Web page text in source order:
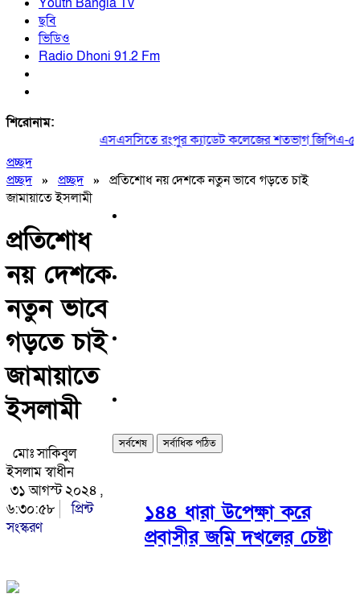
ছবি
ভিডিও
Radio Dhoni 91.2 Fm
শিরোনাম:
এসএসসিতে রংপুর ক্যাডেট কলেজের শতভাগ জিপিএ-৫|
প্রচ্ছদ
প্রচ্ছদ» প্রচ্ছদ» প্রতিশোধ নয় দেশকে নতুন ভাবে গড়তে চাই
জামায়াতে ইসলামী
প্রতিশোধ
নয় দেশকে
নতুন ভাবে
গড়তে চাই
জামায়াতে
ইসলামী
মোঃ সাকিবুল
ইসলাম স্বাধীন
৩১ আগস্ট ২০২৪ ,
৬:৩০:৫৮
প্রিন্ট
সংস্করণ
সর্বশেষ সর্বাধিক পঠিত
১৪৪ ধারা উপেক্ষা করে
প্রবাসীর জমি দখলের চেষ্টা